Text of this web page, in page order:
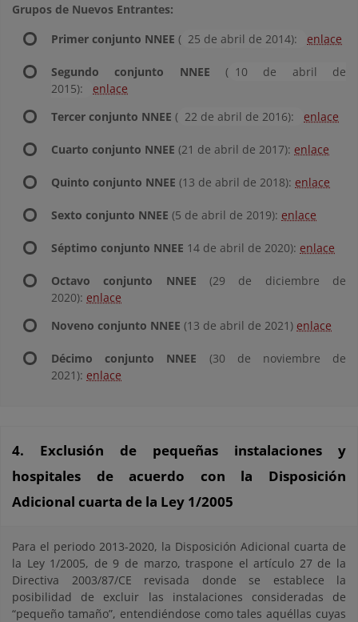
Grupos de Nuevos Entrantes:
Primer conjunto NNEE ( 25 de abril de 2014): enlace
Segundo conjunto NNEE ( 10 de abril de
2015):
enlace
Tercer conjunto NNEE ( 22 de abril de 2016): enlace
Cuarto conjunto NNEE (21 de abril de 2017): enlace
Quinto conjunto NNEE (13 de abril de 2018): enlace
Sexto conjunto NNEE (5 de abril de 2019): enlace
Séptimo conjunto NNEE 14 de abril de 2020): enlace
Octavo conjunto NNEE (29 de diciembre de
2020): enlace
Noveno conjunto NNEE (13 de abril de 2021) enlace
Décimo conjunto NNEE (30 de noviembre de
2021): enlace
4. Exclusión de pequeñas instalaciones y
hospitales de acuerdo con la Disposición
Adicional cuarta de la Ley 1/2005
Para el periodo 2013-2020, la Disposición Adicional cuarta de
la Ley 1/2005, de 9 de marzo, traspone el artículo 27 de la
Directiva 2003/87/CE revisada donde se establece la
posibilidad de excluir las instalaciones consideradas de
“pequeño tamaño”, entendiéndose como tales aquéllas cuyas